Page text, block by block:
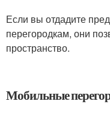
Если вы отдадите
перегородкам, они
пространство.
Мобильные